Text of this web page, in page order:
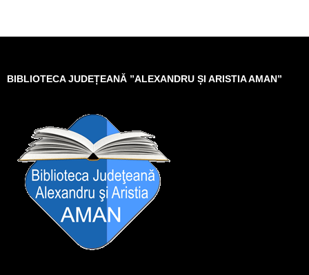
BIBLIOTECA JUDEȚEANĂ ”ALEXANDRU ȘI ARISTIA AMAN”